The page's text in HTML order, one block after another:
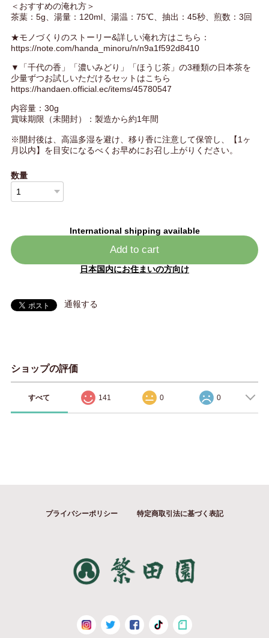
＜おすすめの淹れ方＞
茶葉：5g、湯量：120ml、湯温：75℃、抽出：45秒、煎数：3回
★モノづくりのストーリー&詳しい淹れ方はこちら：
https://note.com/handa_minoru/n/n9a1f592d8410
▼「千代の香」「濃いみどり」「ほうじ茶」の3種類の日本茶を
少量ずつお試しいただけるセットはこちら
https://handaen.official.ec/items/45780547
内容量：30g
賞味期限（未開封）：製造から約1年間
※開封後は、高温多湿を避け、移り香に注意して保管し、【1ヶ
月以内】を目安になるべくお早めにお召し上がりください。
数量
International shipping available
Add to cart
日本国内にお住まいの方向け
通報する
ショップの評価
すべて 141 0 0
プライバシーポリシー 特定商取引法に基づく表記